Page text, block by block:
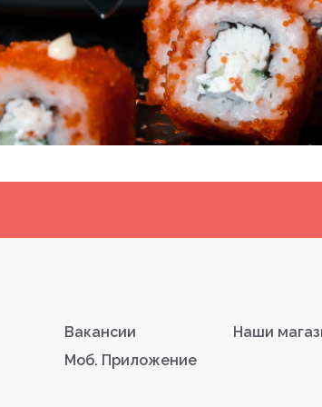
Вакансии
Наши
Моб. Приложение